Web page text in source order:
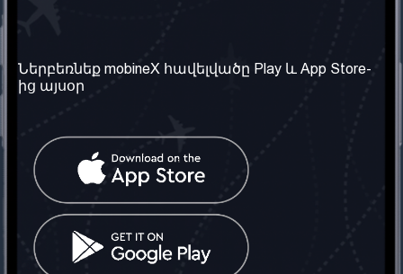
Մեր մասին
Մեր ծառայությունները
Պայմաններ և դրույթներ
Հաճախ տրվող հարցեր
Կապ մեզ հետ
Միացյալ
Թագավորություն: Մենք
գործընկեր ենք
Տարածել
սոցիալական
ցանցում
Ներբեռնեք mobineX հավելվածը Play և App Store-
ից այսօր